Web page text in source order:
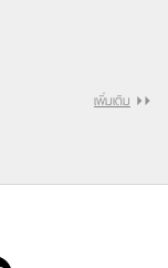
เพิ่มเติม